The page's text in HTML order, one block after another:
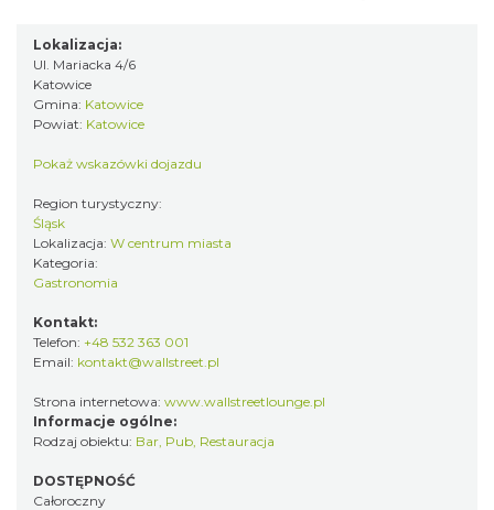
Lokalizacja:
Ul. Mariacka 4/6
Katowice
Gmina: Katowice
Powiat: Katowice
Pokaż wskazówki dojazdu
Region turystyczny:
Śląsk
Lokalizacja: W centrum miasta
Kategoria:
Gastronomia
Kontakt:
Telefon: +48 532 363 001
Email: kontakt@wallstreet.pl
Strona internetowa: www.wallstreetlounge.pl
Informacje ogólne:
Rodzaj obiektu: Bar Pub Restauracja
DOSTĘPNOŚĆ
Całoroczny